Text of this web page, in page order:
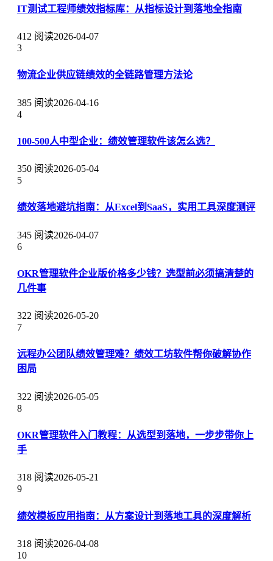
IT测试工程师绩效指标库：从指标设计到落地全指南
412 阅读2026-04-07
3
物流企业供应链绩效的全链路管理方法论
385 阅读2026-04-16
4
100-500人中型企业：绩效管理软件该怎么选？
350 阅读2026-05-04
5
绩效落地避坑指南：从Excel到SaaS，实用工具深度测评
345 阅读2026-04-07
6
OKR管理软件企业版价格多少钱？选型前必须搞清楚的
几件事
322 阅读2026-05-20
7
远程办公团队绩效管理难？绩效工坊软件帮你破解协作
困局
322 阅读2026-05-05
8
OKR管理软件入门教程：从选型到落地，一步步带你上
手
318 阅读2026-05-21
9
绩效模板应用指南：从方案设计到落地工具的深度解析
318 阅读2026-04-08
10